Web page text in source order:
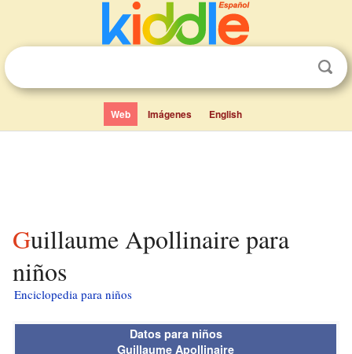
Web Imágenes English
Guillaume Apollinaire para
niños
Enciclopedia para niños
Datos para niños
Guillaume Apollinaire